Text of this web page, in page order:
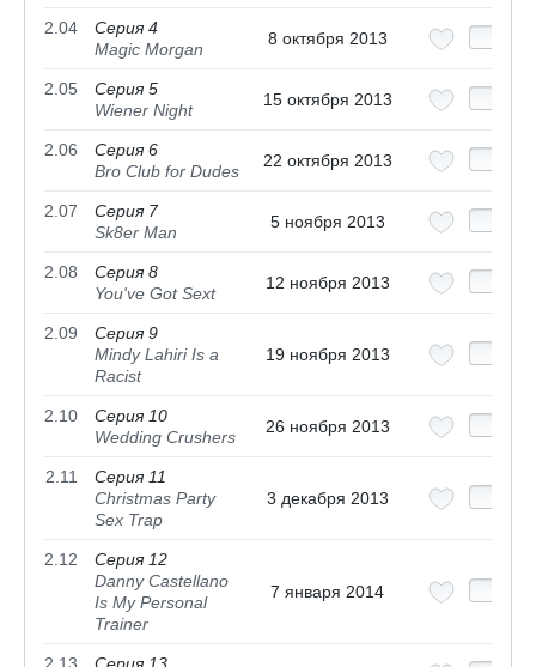
2.04
Серия 4
Magic Morgan
8 октября 2013
2.05
Серия 5
Wiener Night
15 октября 2013
2.06
Серия 6
Bro Club for Dudes
22 октября 2013
2.07
Серия 7
Sk8er Man
5 ноября 2013
2.08
Серия 8
You've Got Sext
12 ноября 2013
2.09
Серия 9
Mindy Lahiri Is a
Racist
19 ноября 2013
2.10
Серия 10
Wedding Crushers
26 ноября 2013
2.11
Серия 11
Christmas Party
Sex Trap
3 декабря 2013
2.12
Серия 12
Danny Castellano
Is My Personal
Trainer
7 января 2014